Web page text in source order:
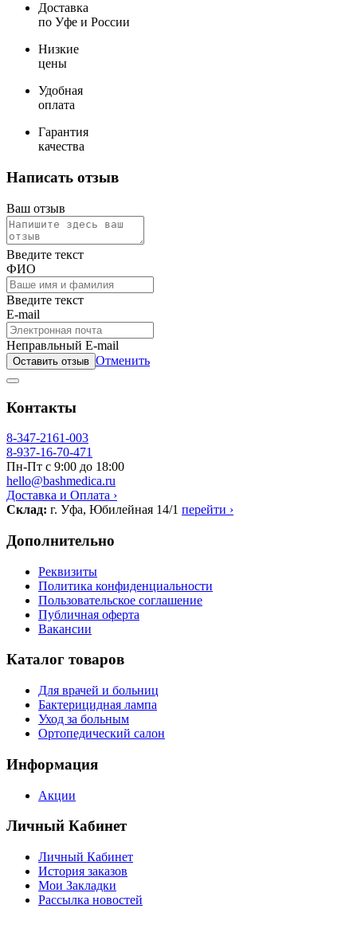
Доставка
по Уфе и России
Низкие
цены
Удобная
оплата
Гарантия
качества
Написать отзыв
Ваш отзыв
Введите текст
ФИО
Введите текст
E-mail
Неправльный E-mail
Оставить отзыв Отменить
Контакты
8-347-2161-003
8-937-16-70-471
Пн-Пт с 9:00 до 18:00
hello@bashmedica.ru
Доставка и Оплата ›
Склад: г. Уфа, Юбилейная 14/1 перейти ›
Дополнительно
Реквизиты
Политика конфиденциальности
Пользовательское соглашение
Публичная оферта
Вакансии
Каталог товаров
Для врачей и больниц
Бактерицидная лампа
Уход за больным
Ортопедический салон
Информация
Акции
Личный Кабинет
Личный Кабинет
История заказов
Мои Закладки
Рассылка новостей